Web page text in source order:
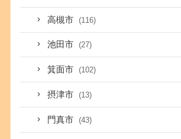
高槻市 (116)
池田市 (27)
箕面市 (102)
摂津市 (13)
門真市 (43)